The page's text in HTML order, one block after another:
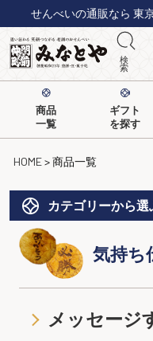
せんべいの通販なら 東
検
索
商品
一覧
ギフト
を探す
HOME 商品一覧
カテゴリーから選
気持ち
メッセージ